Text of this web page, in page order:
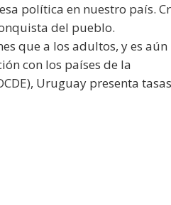
o
disminuir
el
política en nuestro país.
del pueblo.
que a los adultos, y es aún
con los países de la
Uruguay presenta tasas